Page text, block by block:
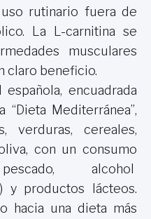
rutinario fuera de
La L-carnitina se
musculares
claro beneficio.
española, encuadrada
Mediterránea”,
cereales,
con un consumo
alcohol
y productos lácteos.
hacia una dieta más